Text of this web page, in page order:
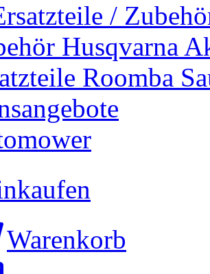
/
Husqvarna
Roomba
Warenkorb